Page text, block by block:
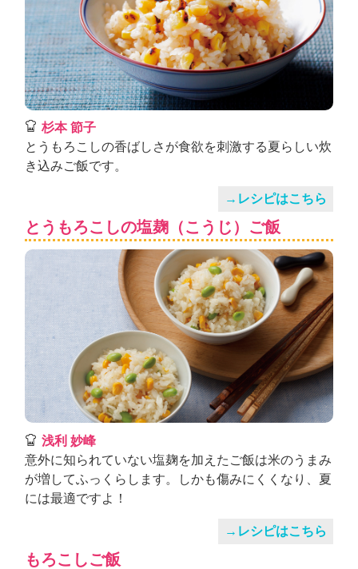
杉本 節子
とうもろこしの香ばしさが食欲を刺激する夏らしい炊
き込みご飯です。
→レシピはこちら
とうもろこしの塩麹（こうじ）ご飯
浅利 妙峰
意外に知られていない塩麹を加えたご飯は米のうまみ
が増してふっくらします。しかも傷みにくくなり、夏
には最適ですよ！
→レシピはこちら
もろこしご飯